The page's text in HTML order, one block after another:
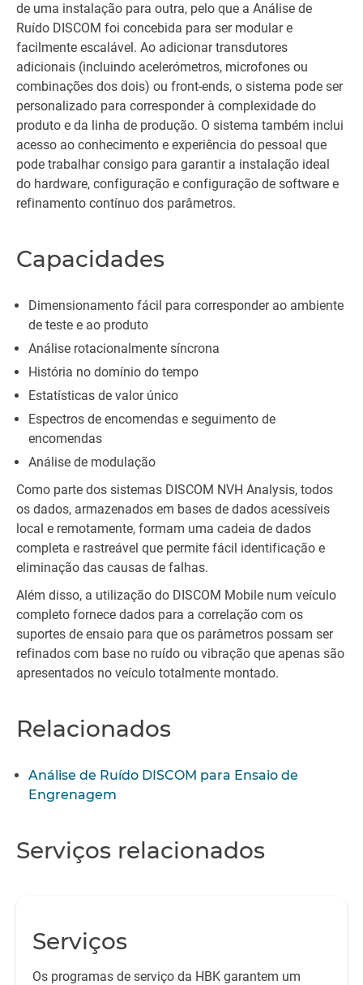
de uma instalação para outra, pelo que a Análise de
Ruído DISCOM foi concebida para ser modular e
facilmente escalável. Ao adicionar transdutores
adicionais (incluindo acelerómetros, microfones ou
combinações dos dois) ou front-ends, o sistema pode ser
personalizado para corresponder à complexidade do
produto e da linha de produção. O sistema também inclui
acesso ao conhecimento e experiência do pessoal que
pode trabalhar consigo para garantir a instalação ideal
do hardware, configuração e configuração de software e
refinamento contínuo dos parâmetros.
Capacidades
Dimensionamento fácil para corresponder ao ambiente
de teste e ao produto
Análise rotacionalmente síncrona
História no domínio do tempo
Estatísticas de valor único
Espectros de encomendas e seguimento de
encomendas
Análise de modulação
Como parte dos sistemas DISCOM NVH Analysis, todos
os dados, armazenados em bases de dados acessíveis
local e remotamente, formam uma cadeia de dados
completa e rastreável que permite fácil identificação e
eliminação das causas de falhas.
Além disso, a utilização do DISCOM Mobile num veículo
completo fornece dados para a correlação com os
suportes de ensaio para que os parâmetros possam ser
refinados com base no ruído ou vibração que apenas são
apresentados no veículo totalmente montado.
Relacionados
Análise de Ruído DISCOM para Ensaio de
Engrenagem
Serviços relacionados
Serviços
Os programas de serviço da HBK garantem um